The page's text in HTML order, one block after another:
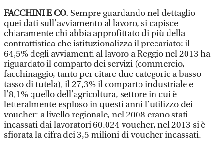
FACCHINI E CO. Sempre guardando nel dettaglio
quei dati sull’avviamento al lavoro, si capisce
chiaramente chi abbia approfittato di più della
contrattistica che istituzionalizza il precariato: il
64,5% degli avviamenti al lavoro a Reggio nel 2013 ha
riguardato il comparto dei servizi (commercio,
facchinaggio, tanto per citare due categorie a basso
tasso di tutela), il 27,3% il comparto industriale e
l’8,1% quello dell’agricoltura, settore in cui è
letteralmente esploso in questi anni l’utilizzo dei
voucher: a livello regionale, nel 2008 erano stati
incassati dai lavoratori 60.024 voucher, nel 2013 si è
sfiorata la cifra dei 3,5 milioni di voucher incassati.